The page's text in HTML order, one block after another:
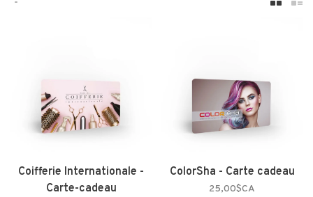
Coifferie Internationale -
Carte-cadeau
ColorSha - Carte cadeau
25,00$CA